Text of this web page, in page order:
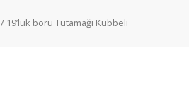
/ 19’luk boru Tutamağı Kubbeli